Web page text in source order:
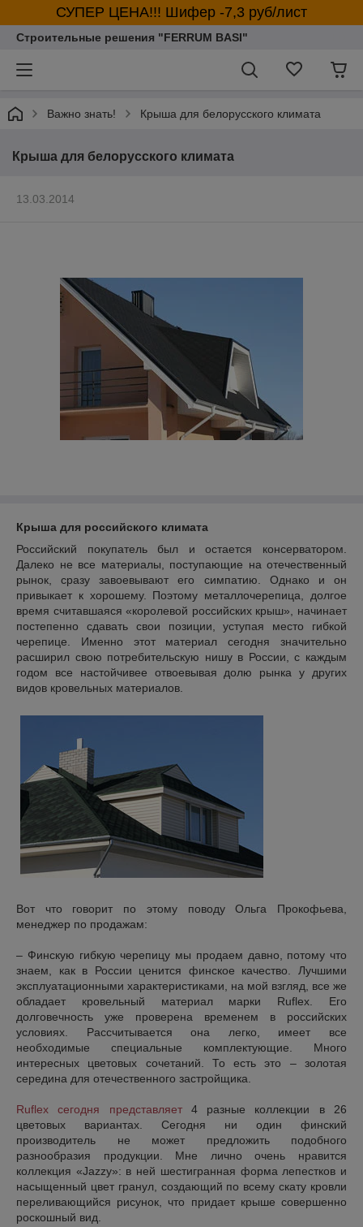
СУПЕР ЦЕНА!!! Шифер -7,3 руб/лист
Строительные решения "FERRUM BASI"
Важно знать! Крыша для белорусского климата
Крыша для белорусского климата
13.03.2014
Крыша для российского климата
Российский покупатель был и остается консерватором.
Далеко не все материалы, поступающие на отечественный
рынок, сразу завоевывают его симпатию. Однако и он
привыкает к хорошему. Поэтому металлочерепица, долгое
время считавшаяся «королевой российских крыш», начинает
постепенно сдавать свои позиции, уступая место гибкой
черепице. Именно этот материал сегодня значительно
расширил свою потребительскую нишу в России, с каждым
годом все настойчивее отвоевывая долю рынка у других
видов кровельных материалов.
Вот что говорит по этому поводу Ольга Прокофьева,
менеджер по продажам:
– Финскую гибкую черепицу мы продаем давно, потому что
знаем, как в России ценится финское качество. Лучшими
эксплуатационными характеристиками, на мой взгляд, все же
обладает кровельный материал марки Ruflex. Его
долговечность уже проверена временем в российских
условиях. Рассчитывается она легко, имеет все
необходимые специальные комплектующие. Много
интересных цветовых сочетаний. То есть это – золотая
середина для отечественного застройщика.
Ruflex сегодня представляет 4 разные коллекции в 26
цветовых вариантах. Сегодня ни один финский
производитель не может предложить подобного
разнообразия продукции. Мне лично очень нравится
коллекция «Jazzy»: в ней шестигранная форма лепестков и
насыщенный цвет гранул, создающий по всему скату кровли
переливающийся рисунок, что придает крыше совершенно
роскошный вид.